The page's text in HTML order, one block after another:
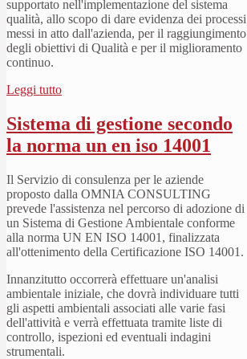
supportato nell'implementazione del sistema
qualità, allo scopo di dare evidenza dei processi
messi in atto dall'azienda, per il raggiungimento
degli obiettivi di Qualità e per il miglioramento
continuo.
Leggi tutto
Sistema di gestione secondo
la norma un en iso 14001
Il Servizio di consulenza per le aziende
proposto dalla OMNIA CONSULTING
prevede l'assistenza nel percorso di adozione di
un Sistema di Gestione Ambientale conforme
alla norma UN EN ISO 14001, finalizzata
all'ottenimento della Certificazione ISO 14001.
Innanzitutto occorrerà effettuare un'analisi
ambientale iniziale, che dovrà individuare tutti
gli aspetti ambientali associati alle varie fasi
dell'attività e verrà effettuata tramite liste di
controllo, ispezioni ed eventuali indagini
strumentali.